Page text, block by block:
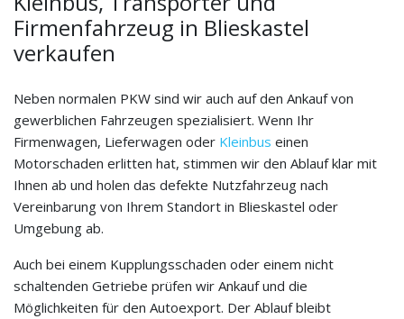
Firmenfahrzeug in Blieskastel
verkaufen
Neben normalen PKW sind wir auch auf den Ankauf von
gewerblichen Fahrzeugen spezialisiert. Wenn Ihr
Firmenwagen, Lieferwagen oder Kleinbus einen
Motorschaden erlitten hat, stimmen wir den Ablauf klar mit
Ihnen ab und holen das defekte Nutzfahrzeug nach
Vereinbarung von Ihrem Standort in Blieskastel oder
Umgebung ab.
Auch bei einem Kupplungsschaden oder einem nicht
schaltenden Getriebe prüfen wir Ankauf und die
Möglichkeiten für den Autoexport. Der Ablauf bleibt